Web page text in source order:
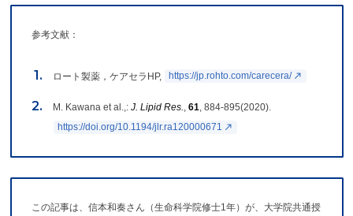
参考文献：
ロート製薬，ケアセラHP, https://jp.rohto.com/carecera/
M. Kawana et al.,: J. Lipid Res. 61 , 884-895(2020).
https://doi.org/10.1194/jlr.ra120000671
この記事は、信本和奏さん（生命科学院修士1年）が、大学院共通授